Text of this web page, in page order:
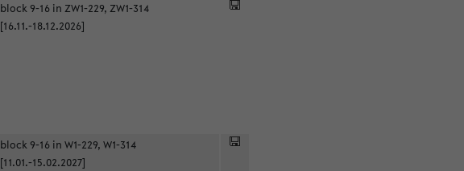
block 9-16 in ZW1-229, ZW1-314
[16.11.-18.12.2026]
block 9-16 in W1-229, W1-314
[11.01.-15.02.2027]